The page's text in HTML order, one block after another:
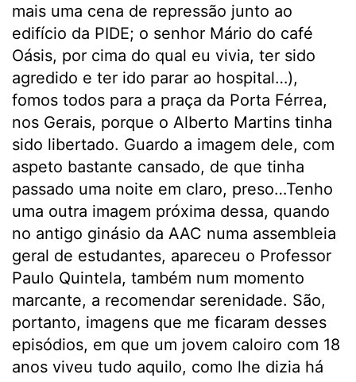
mais uma cena de repressão junto ao
edifício da PIDE; o senhor Mário do café
Oásis, por cima do qual eu vivia, ter sido
agredido e ter ido parar ao hospital…),
fomos todos para a praça da Porta Férrea,
nos Gerais, porque o Alberto Martins tinha
sido libertado. Guardo a imagem dele, com
aspeto bastante cansado, de que tinha
passado uma noite em claro, preso…Tenho
uma outra imagem próxima dessa, quando
no antigo ginásio da AAC numa assembleia
geral de estudantes, apareceu o Professor
Paulo Quintela, também num momento
marcante, a recomendar serenidade. São,
portanto, imagens que me ficaram desses
episódios, em que um jovem caloiro com 18
anos viveu tudo aquilo, como lhe dizia há